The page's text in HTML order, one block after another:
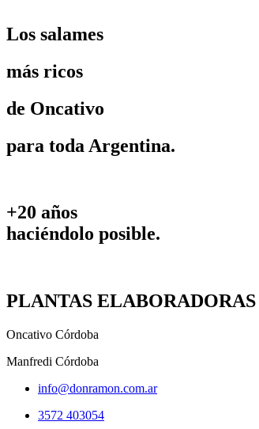
Los salames
más ricos
de Oncativo
para toda Argentina.
+20 años
haciéndolo posible.
PLANTAS ELABORADORAS
Oncativo Córdoba
Manfredi Córdoba
info@donramon.com.ar
3572 403054